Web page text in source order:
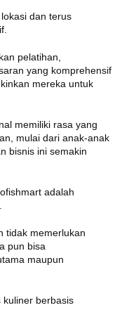
dan terus
pelatihan,
yang komprehensif
mereka untuk
memiliki rasa yang
mulai dari anak-anak
bisnis ini semakin
adalah
tidak memerlukan
pun bisa
maupun
kuliner berbasis